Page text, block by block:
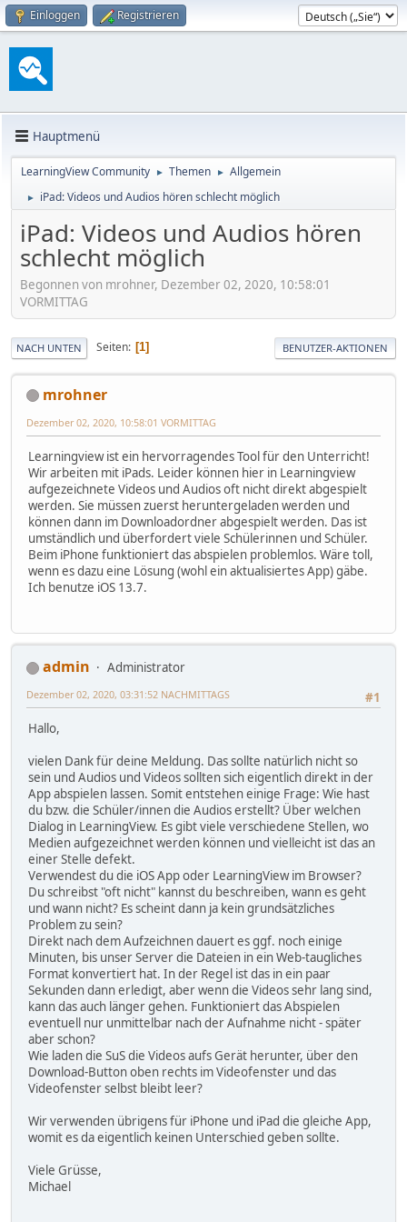
Einloggen Registrieren
Hauptmenü
LearningView Community ► Themen ► Allgemein
► iPad: Videos und Audios hören schlecht möglich
iPad: Videos und Audios hören
schlecht möglich
Begonnen von mrohner, Dezember 02, 2020, 10:58:01
VORMITTAG
NACH UNTEN Seiten 1 BENUTZER-AKTIONEN
mrohner
Dezember 02, 2020, 10:58:01 VORMITTAG
Learningview ist ein hervorragendes Tool für den Unterricht!
Wir arbeiten mit iPads. Leider können hier in Learningview
aufgezeichnete Videos und Audios oft nicht direkt abgespielt
werden. Sie müssen zuerst heruntergeladen werden und
können dann im Downloadordner abgespielt werden. Das ist
umständlich und überfordert viele Schülerinnen und Schüler.
Beim iPhone funktioniert das abspielen problemlos. Wäre toll,
wenn es dazu eine Lösung (wohl ein aktualisiertes App) gäbe.
Ich benutze iOS 13.7.
admin
Administrator
#1
Dezember 02, 2020, 03:31:52 NACHMITTAGS
Hallo,
vielen Dank für deine Meldung. Das sollte natürlich nicht so
sein und Audios und Videos sollten sich eigentlich direkt in der
App abspielen lassen. Somit entstehen einige Frage: Wie hast
du bzw. die Schüler/innen die Audios erstellt? Über welchen
Dialog in LearningView. Es gibt viele verschiedene Stellen, wo
Medien aufgezeichnet werden können und vielleicht ist das an
einer Stelle defekt.
Verwendest du die iOS App oder LearningView im Browser?
Du schreibst "oft nicht" kannst du beschreiben, wann es geht
und wann nicht? Es scheint dann ja kein grundsätzliches
Problem zu sein?
Direkt nach dem Aufzeichnen dauert es ggf. noch einige
Minuten, bis unser Server die Dateien in ein Web-taugliches
Format konvertiert hat. In der Regel ist das in ein paar
Sekunden dann erledigt, aber wenn die Videos sehr lang sind,
kann das auch länger gehen. Funktioniert das Abspielen
eventuell nur unmittelbar nach der Aufnahme nicht - später
aber schon?
Wie laden die SuS die Videos aufs Gerät herunter, über den
Download-Button oben rechts im Videofenster und das
Videofenster selbst bleibt leer?
Wir verwenden übrigens für iPhone und iPad die gleiche App,
womit es da eigentlich keinen Unterschied geben sollte.
Viele Grüsse,
Michael